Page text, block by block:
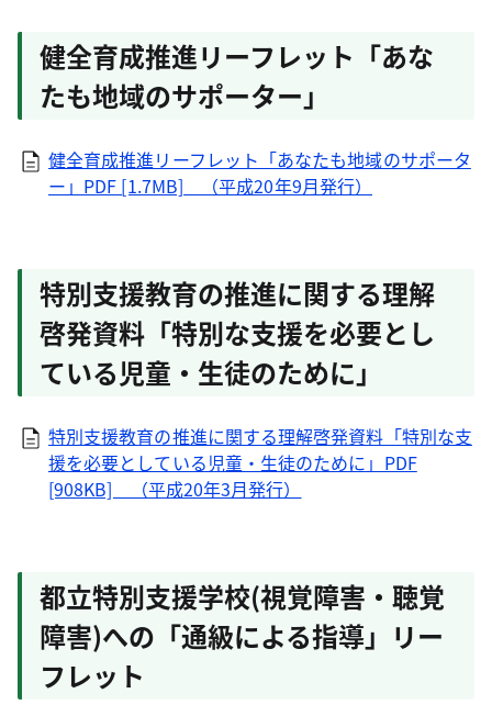
健全育成推進リーフレット「あな
たも地域のサポーター」
健全育成推進リーフレット「あなたも地域のサポータ
ー」PDF [1.7MB] （平成20年9月発行）
特別支援教育の推進に関する理解
啓発資料「特別な支援を必要とし
ている児童・生徒のために」
特別支援教育の推進に関する理解啓発資料「特別な支
援を必要としている児童・生徒のために」PDF
[908KB] （平成20年3月発行）
都立特別支援学校(視覚障害・聴覚
障害)への「通級による指導」リー
フレット